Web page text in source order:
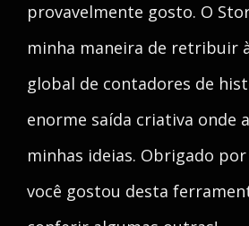
provavelmente gosto. O
minha maneira de retribuir
global de contadores de
enorme saída criativa onde
minhas ideias. Obrigado
você gostou desta